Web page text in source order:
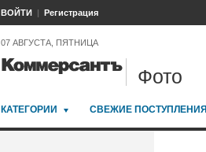
ВОЙТИ Регистрация
07 АВГУСТА, ПЯТНИЦА
Фото
КАТЕГОРИИ СВЕЖИЕ ПОСТУПЛЕНИЯ